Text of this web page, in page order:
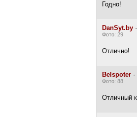
Годно!
DanSyt.by ·
Фото: 29
Отлично!
Belspoter ·
Фото: 88
Отличный